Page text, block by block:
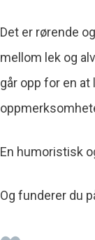
Det er rørende
mellom lek og
går opp for en
En humoristisk
Og funderer du